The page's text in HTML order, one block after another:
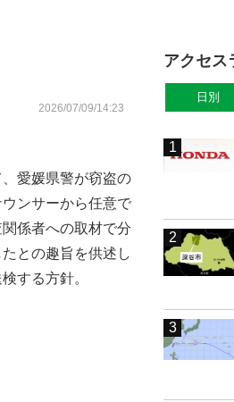
2026/07/09/14:23
愛媛県警が窃盗の
ンサーから任意で
係者への取材で分
との趣旨を供述し
する方針。
アクセス
日別